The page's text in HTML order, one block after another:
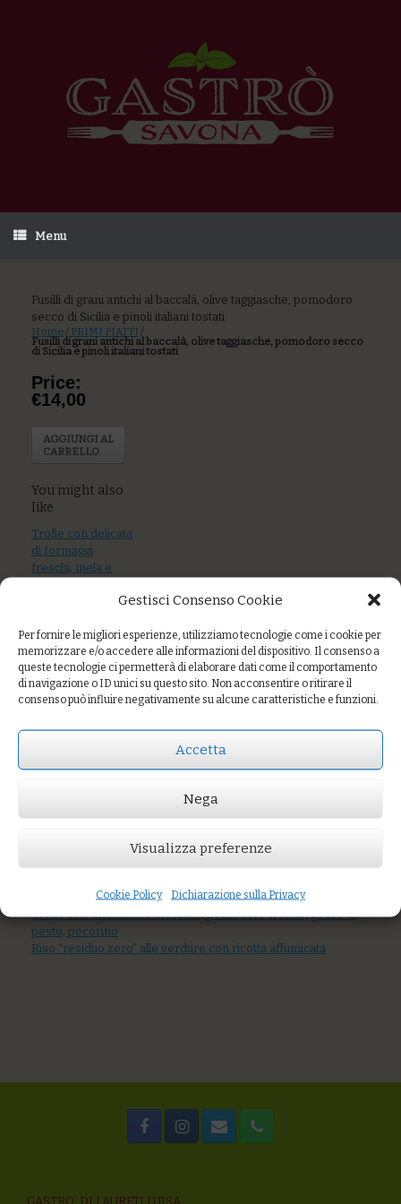
Gestisci Consenso Cookie
Per fornire le migliori esperienze, utilizziamo tecnologie come i cookie per
memorizzare e/o accedere alle informazioni del dispositivo. Il consenso a
queste tecnologie ci permetterà di elaborare dati come il comportamento
di navigazione o ID unici su questo sito. Non acconsentire o ritirare il
consenso può influire negativamente su alcune caratteristiche e funzioni.
Accetta
Nega
Visualizza preferenze
Cookie Policy Dichiarazione sulla Privacy
Menu
Fusilli di grani antichi al baccalà, olive taggiasche, pomodoro
secco di Sicilia e pinoli italiani tostati
Home / PRIMI PIATTI /
Fusilli di grani antichi al baccalà, olive taggiasche, pomodoro secco
di Sicilia e pinoli italiani tostati
Prezzo:€14,00
Tagliolini alle ortiche con ragù di mare
Trofie con melanzane arrostite, pomodoro fresco, gocce di
pesto, pecorino
Riso “residuo zero” alle verdure con ricotta affumicata
Price:
€14,00
AGGIUNGI AL
CARRELLO
You might also
like
Trofie con delicata
di formaggi
freschi, mela e
ai broccoletti,
capperi e semi
tostati
Quinoa con fave e
GASTRO’ DI LAURETI LUISA